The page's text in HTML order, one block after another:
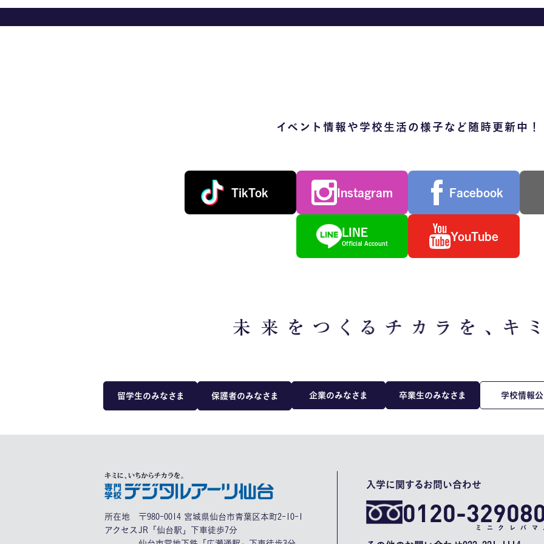
イベント情報や学校生活の様子など随時更新中！
TikTok Instagram Facebook
LINE
Official Account
YouTube
留学生のみなさま 保護者のみなさま 企業のみなさま 卒業生のみなさま 学校情報
所在地
〒980-0014 宮城県仙台市青葉区本町2-10-1
アクセス JR「仙台駅」下車徒歩7分
入学に関するお問い合わせ
0120-
ミニクレバ